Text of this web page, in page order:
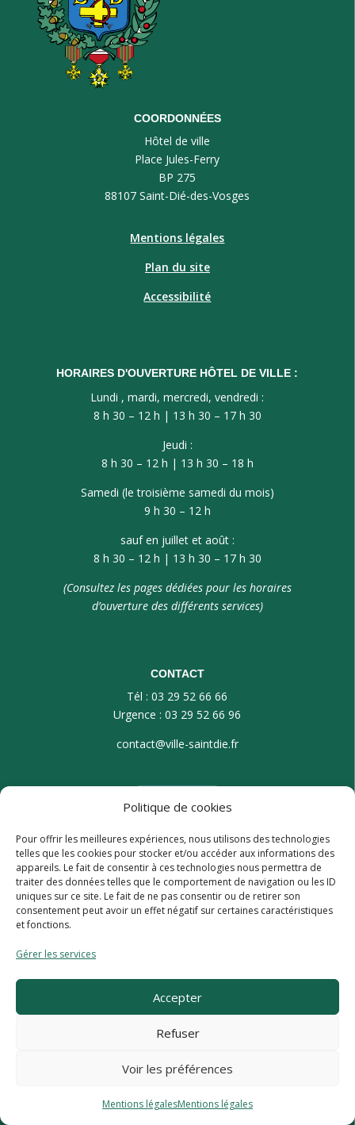
Politique de cookies
Pour offrir les meilleures expériences, nous utilisons des technologies
telles que les cookies pour stocker et/ou accéder aux informations des
appareils. Le fait de consentir à ces technologies nous permettra de
traiter des données telles que le comportement de navigation ou les ID
uniques sur ce site. Le fait de ne pas consentir ou de retirer son
consentement peut avoir un effet négatif sur certaines caractéristiques
et fonctions.
Gérer les services
Accepter
Refuser
Voir les préférences
Mentions légalesMentions légales
COORDONNÉES
Hôtel de ville
Place Jules-Ferry
BP 275
88107 Saint-Dié-des-Vosges
Mentions légales
Plan du site
Accessibilité
HORAIRES D'OUVERTURE HÔTEL DE VILLE :
Lundi , mardi, mercredi, vendredi :
8 h 30 – 12 h | 13 h 30 – 17 h 30
Jeudi :
8 h 30 – 12 h | 13 h 30 – 18 h
Samedi (le troisième samedi du mois)
9 h 30 – 12 h
sauf en juillet et août :
8 h 30 – 12 h | 13 h 30 – 17 h 30
(Consultez les pages dédiées pour les horaires
d’ouverture des différents services)
CONTACT
Tél : 03 29 52 66 66
Urgence : 03 29 52 66 96
contact@ville-saintdie.fr